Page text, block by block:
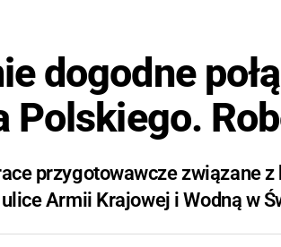
dogodne
Polskiego.
przygotowawcze związane
Armii Krajowej i Wodną w